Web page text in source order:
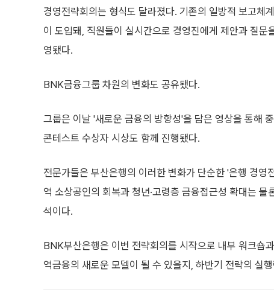
경영전략회의는 형식도 달라졌다. 기존의 일방적 보고체
이 도입돼, 직원들이 실시간으로 경영진에게 제안과 질
영됐다.
BNK금융그룹 차원의 변화도 공유됐다.
그룹은 이날 '새로운 금융의 방향성'을 담은 영상을 통해
콘테스트 수상자 시상도 함께 진행됐다.
전문가들은 부산은행의 이러한 변화가 단순한 '은행 경영
역 소상공인의 회복과 청년·고령층 금융접근성 확대는
석이다.
BNK부산은행은 이번 전략회의를 시작으로 내부 워크숍
역금융의 새로운 모델이 될 수 있을지, 하반기 전략의 실